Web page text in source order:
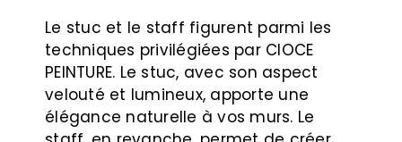
Le stuc et le staff figurent parmi les
techniques privilégiées par CIOCE
PEINTURE. Le stuc, avec son aspect
velouté et lumineux, apporte une
élégance naturelle à vos murs. Le